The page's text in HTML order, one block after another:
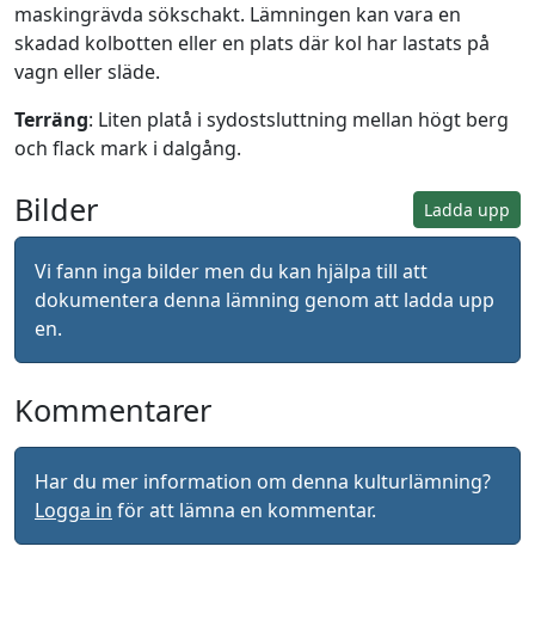
maskingrävda sökschakt. Lämningen kan vara en
skadad kolbotten eller en plats där kol har lastats på
vagn eller släde.
Terräng: Liten platå i sydostsluttning mellan högt berg
och flack mark i dalgång.
Ladda upp
Bilder
Vi fann inga bilder men du kan hjälpa till att
dokumentera denna lämning genom att ladda upp
en.
Kommentarer
Har du mer information om denna kulturlämning?
Logga in för att lämna en kommentar.